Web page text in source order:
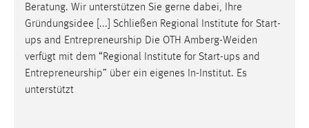
Beratung. Wir unterstützen Sie gerne dabei, Ihre
Gründungsidee [...] Schließen Regional Institute for Start-
ups and Entrepreneurship Die OTH Amberg-Weiden
verfügt mit dem “Regional Institute for Start-ups and
Entrepreneurship” über ein eigenes In-Institut. Es
unterstützt
MARKETING
Marketing Cookies werden von Drittanbietern
verwendet, um personalisierte Werbung anzuzeigen.
Sie tun dies, indem sie Besucher über Websites
hinweg verfolgen.